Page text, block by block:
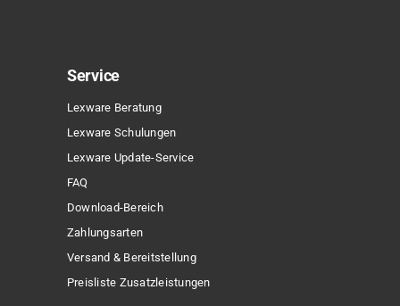
Service
Lexware Beratung
Lexware Schulungen
Lexware Update-Service
FAQ
Download-Bereich
Zahlungsarten
Versand & Bereitstellung
Preisliste Zusatzleistungen